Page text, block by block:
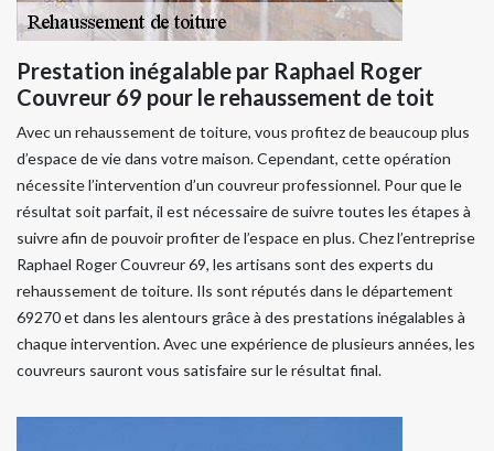
Prestation inégalable par Raphael Roger
Couvreur 69 pour le rehaussement de toit
Avec un rehaussement de toiture, vous profitez de beaucoup plus
d’espace de vie dans votre maison. Cependant, cette opération
nécessite l’intervention d’un couvreur professionnel. Pour que le
résultat soit parfait, il est nécessaire de suivre toutes les étapes à
suivre afin de pouvoir profiter de l’espace en plus. Chez l’entreprise
Raphael Roger Couvreur 69, les artisans sont des experts du
rehaussement de toiture. Ils sont réputés dans le département
69270 et dans les alentours grâce à des prestations inégalables à
chaque intervention. Avec une expérience de plusieurs années, les
couvreurs sauront vous satisfaire sur le résultat final.